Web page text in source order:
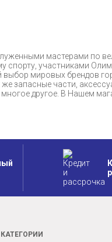
мастерами
участниками
мировых брендов
запасные части,
другое. В Нашем
КАТЕГОРИИ